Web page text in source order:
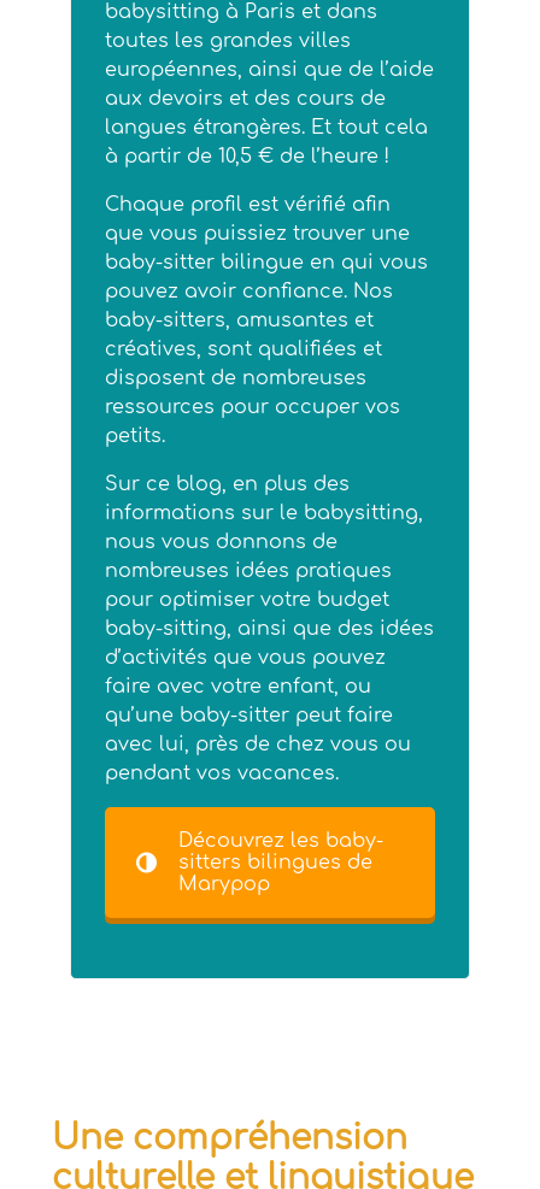
babysitting à Paris et dans
toutes les grandes villes
européennes, ainsi que de l’aide
aux devoirs et des cours de
langues étrangères. Et tout cela
à partir de 10,5 € de l’heure !
Chaque profil est vérifié afin
que vous puissiez trouver une
baby-sitter bilingue en qui vous
pouvez avoir confiance. Nos
baby-sitters, amusantes et
créatives, sont qualifiées et
disposent de nombreuses
ressources pour occuper vos
petits.
Sur ce blog, en plus des
informations sur le babysitting,
nous vous donnons de
nombreuses idées pratiques
pour optimiser votre budget
baby-sitting, ainsi que des idées
d’activités que vous pouvez
faire avec votre enfant, ou
qu’une baby-sitter peut faire
avec lui, près de chez vous ou
pendant vos vacances.
Découvrez les baby-
sitters bilingues de
Marypop
Une compréhension
culturelle et linguistique